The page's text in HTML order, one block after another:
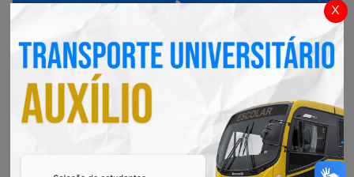
x
Radar Transparência Pública